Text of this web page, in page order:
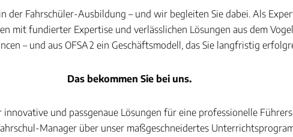
der Fahrschüler-Ausbildung – und wir begleiten Sie dabei. Als
mit fundierter Expertise und verlässlichen Lösungen aus dem
– und aus OFSA 2 ein Geschäftsmodell, das Sie langfristig
Das bekommen Sie bei uns.
und passgenaue Lösungen für eine professionelle
Manager über unser maßgeschneidertes